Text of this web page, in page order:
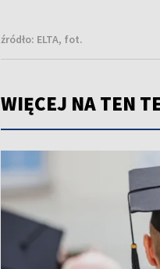
źródło: ELTA, fot.
WIĘCEJ NA TEN